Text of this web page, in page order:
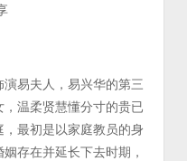
易夫人，易兴华的第三
温柔贤慧懂分寸的贵已
最初是以家庭教员的身
存在并延长下去时期，